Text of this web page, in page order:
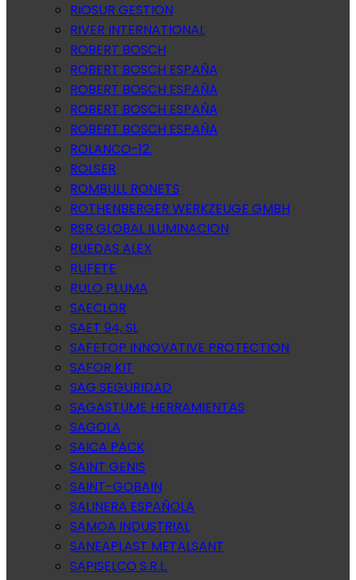
RIOSUR GESTION
RIVER INTERNATIONAL
ROBERT BOSCH
ROBERT BOSCH ESPAÑA
ROBERT BOSCH ESPAÑA
ROBERT BOSCH ESPAÑA
ROBERT BOSCH ESPAÑA
ROLANCO-12.
ROLSER
ROMBULL RONETS
ROTHENBERGER WERKZEUGE GMBH
RSR GLOBAL ILUMINACION
RUEDAS ALEX
RUFETE
RULO PLUMA
SAECLOR
SAET 94, SL
SAFETOP INNOVATIVE PROTECTION
SAFOR KIT
SAG SEGURIDAD
SAGASTUME HERRAMIENTAS
SAGOLA
SAICA PACK
SAINT GENIS
SAINT-GOBAIN
SALINERA ESPAÑOLA
SAMOA INDUSTRIAL
SANEAPLAST METALSANT
SAPISELCO S.R.L.